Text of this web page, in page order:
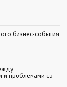
бизнес-события
и проблемами со